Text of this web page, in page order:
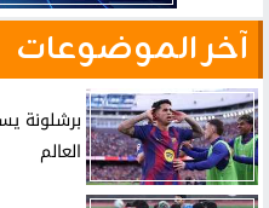
آخر الموضوعات
برشلونة
العالم